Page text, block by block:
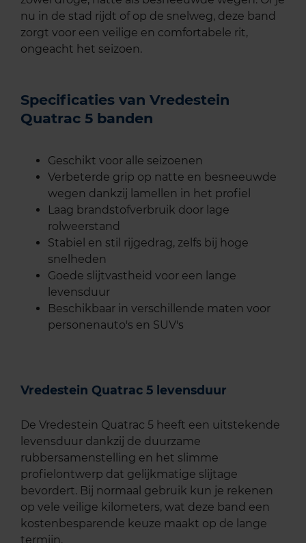
nu in de stad rijdt of op de snelweg, deze band
zorgt voor een veilige en comfortabele rit,
ongeacht het seizoen.
Specificaties van Vredestein
Quatrac 5 banden
Geschikt voor alle seizoenen
Verbeterde grip op natte en besneeuwde
wegen dankzij lamellen in het profiel
Laag brandstofverbruik door lage
rolweerstand
Stabiel en stil rijgedrag, zelfs bij hoge
snelheden
Goede slijtvastheid voor een lange
levensduur
Beschikbaar in verschillende maten voor
personenauto's en SUV's
Vredestein Quatrac 5 levensduur
De Vredestein Quatrac 5 heeft een uitstekende
levensduur dankzij de duurzame
rubbersamenstelling en het slimme
profielontwerp dat gelijkmatige slijtage
bevordert. Bij normaal gebruik kun je rekenen
op vele veilige kilometers, wat deze band een
kostenbesparende keuze maakt op de lange
termijn.